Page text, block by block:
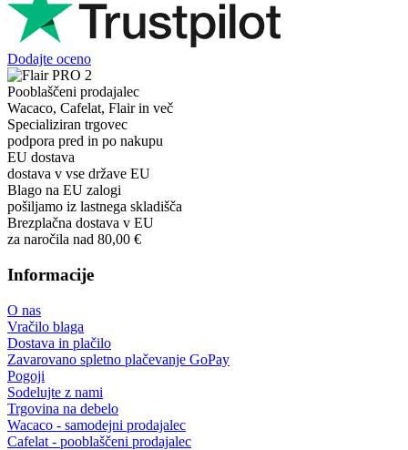
Dodajte oceno
Pooblaščeni prodajalec
Wacaco, Cafelat, Flair in več
Specializiran trgovec
podpora pred in po nakupu
EU dostava
dostava v vse države EU
Blago na EU zalogi
pošiljamo iz lastnega skladišča
Brezplačna dostava v EU
za naročila nad 80,00 €
Informacije
O nas
Vračilo blaga
Dostava in plačilo
Zavarovano spletno plačevanje GoPay
Pogoji
Sodelujte z nami
Trgovina na debelo
Wacaco - samodejni prodajalec
Cafelat - pooblaščeni prodajalec